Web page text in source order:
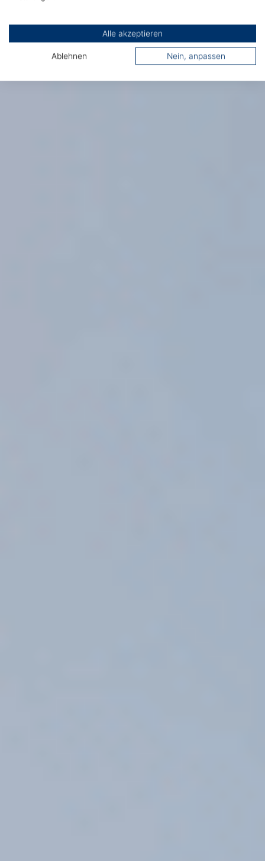
Alle akzeptieren
Ablehnen Nein, anpassen